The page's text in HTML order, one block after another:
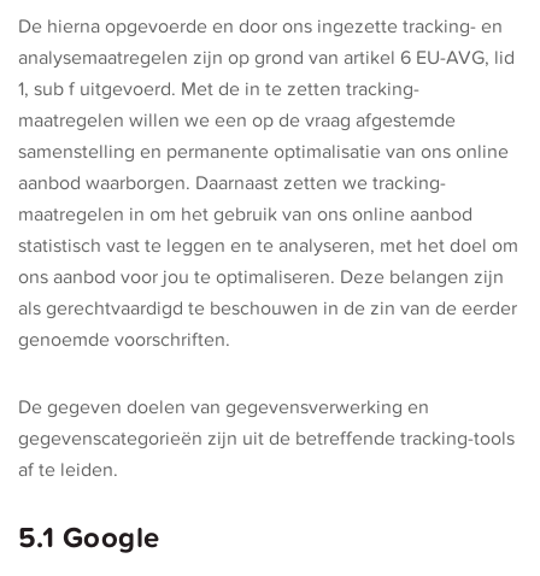
De hierna opgevoerde en door ons ingezette tracking- en
analysemaatregelen zijn op grond van artikel 6 EU-AVG, lid
1, sub f uitgevoerd. Met de in te zetten tracking-
maatregelen willen we een op de vraag afgestemde
samenstelling en permanente optimalisatie van ons online
aanbod waarborgen. Daarnaast zetten we tracking-
maatregelen in om het gebruik van ons online aanbod
statistisch vast te leggen en te analyseren, met het doel om
ons aanbod voor jou te optimaliseren. Deze belangen zijn
als gerechtvaardigd te beschouwen in de zin van de eerder
genoemde voorschriften.
De gegeven doelen van gegevensverwerking en
gegevenscategorieën zijn uit de betreffende tracking-tools
af te leiden.
5.1 Google